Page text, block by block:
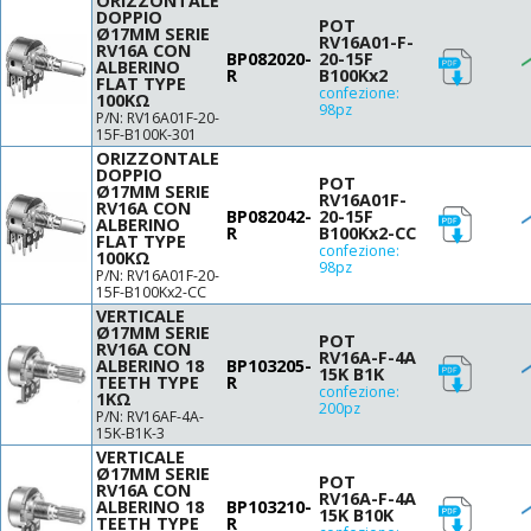
DOPPIO
Ø17MM SERIE
RV16A CON
ALBERINO
FLAT TYPE
100KΩ
P/N: RV16A01F-20-
15F-B100K-301
BP082020-
R
POT
RV16A01-F-
20-15F
B100Kx2
confezione:
98pz
ORIZZONTALE
DOPPIO
Ø17MM SERIE
RV16A CON
ALBERINO
FLAT TYPE
100KΩ
P/N: RV16A01F-20-
15F-B100Kx2-CC
BP082042-
R
POT
RV16A01F-
20-15F
B100Kx2-CC
confezione:
98pz
VERTICALE
Ø17MM SERIE
RV16A CON
ALBERINO 18
TEETH TYPE
1KΩ
P/N: RV16AF-4A-
15K-B1K-3
BP103205-
R
POT
RV16A-F-4A
15K B1K
confezione:
200pz
VERTICALE
Ø17MM SERIE
RV16A CON
ALBERINO 18
TEETH TYPE
BP103210-
R
POT
RV16A-F-4A
15K B10K